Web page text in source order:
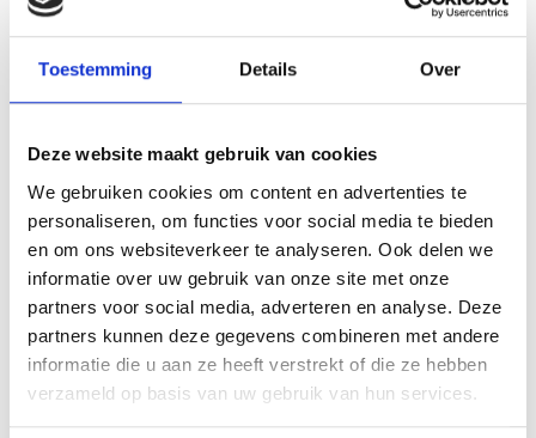
Toestemming Details Over
Deze website maakt gebruik van cookies
We gebruiken cookies om content en advertenties te
personaliseren, om functies voor social media te bieden
en om ons websiteverkeer te analyseren. Ook delen we
informatie over uw gebruik van onze site met onze
partners voor social media, adverteren en analyse. Deze
partners kunnen deze gegevens combineren met andere
informatie die u aan ze heeft verstrekt of die ze hebben
verzameld op basis van uw gebruik van hun services.
loonheffingskorting
Op uw pensioen houdt Provisum premies en belasting in.
loonheffingskorting wordt toegepast, betaalt u minder
werkgever of uitkerende instantie mag loonheffingskorting
toepassen. Dit voorkomt dat u te veel korting krijgt en later
belasting moet terugbetalen. U mag zelf bepalen wie de
loonheffingskorting toepast. Als u ook AOW ontvangt van
de SVB is het gebruikelijk dat de SVB de
loonheffingskorting toepast bij uw AOW.
Moet u toch belasting bijbetalen?